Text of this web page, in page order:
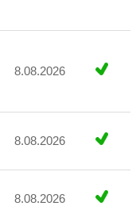
8.08.2026
8.08.2026
8.08.2026